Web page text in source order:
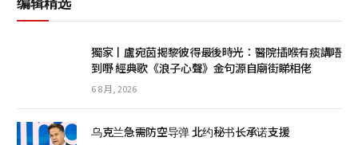
獨家丨盧宛茵揭黎彼得最後時光：醫院插喉有痰講唔
到嘢 經典歌《浪子心聲》金句源自廟街睇相佬
6 8 月, 2026
乌克兰急需防空导弹 北约秘书长承诺支援